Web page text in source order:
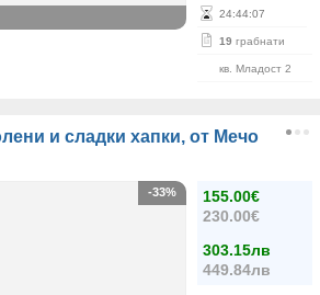
24:44:06
19 грабнати
кв. Младост 2
и сладки хапки, от Мечо
155.00€
230.00€
303.15лв
449.84лв
-33%